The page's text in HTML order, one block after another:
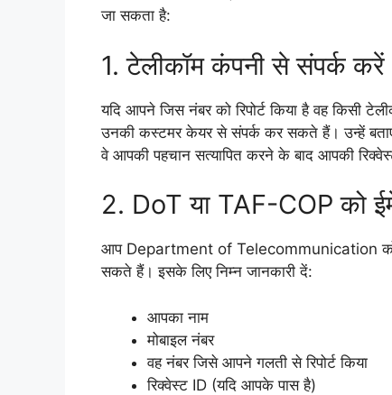
जा सकता है:
1. टेलीकॉम कंपनी से संपर्क करें
यदि आपने जिस नंबर को रिपोर्ट किया है वह
उनकी कस्टमर केयर से संपर्क कर सकते हैं। उन्हें बताएं
वे आपकी पहचान सत्यापित करने के बाद आपकी
2. DoT या TAF-COP को
आप Department of Telecommunication को
सकते हैं। इसके लिए निम्न जानकारी दें:
आपका नाम
मोबाइल नंबर
वह नंबर जिसे आपने गलती से रिपोर्ट किया
रिक्वेस्ट ID (यदि आपके पास है)